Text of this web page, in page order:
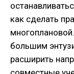
как сделать
большим
расширить